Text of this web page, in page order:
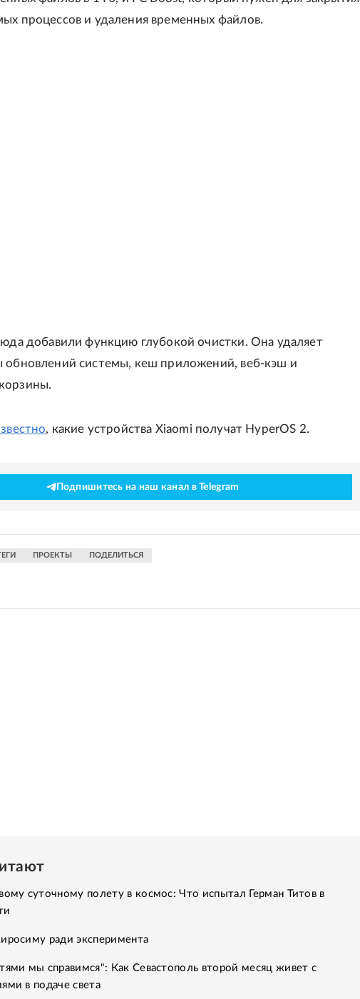
процессов и удаления временных файлов.
добавили функцию глубокой очистки. Она удаляет
обновлений системы, кеш приложений, веб-кэш и
, какие устройства Xiaomi получат HyperOS 2.
Подпишитесь на наш канал в Telegram
ПРОЕКТЫ ПОДЕЛИТЬСЯ
суточному полету в космос: Что испытал Герман Титов в
ради эксперимента
мы справимся": Как Севастополь второй месяц живет с
в подаче света